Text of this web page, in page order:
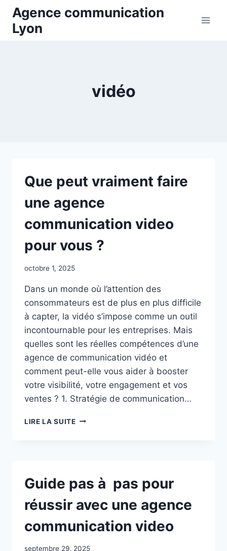
Aller
contenu
Agence communication
Lyon
vidéo
Que peut vraiment faire
une agence
communication video
pour vous ?
octobre 1, 2025
Dans un monde où l’attention des
consommateurs est de plus en plus difficile
à capter, la vidéo s’impose comme un outil
incontournable pour les entreprises. Mais
quelles sont les réelles compétences d’une
agence de communication vidéo et
comment peut-elle vous aider à booster
votre visibilité, votre engagement et vos
ventes ? 1. Stratégie de communication…
LIRE LA SUITEQUE
COMMUNICATION
POUR
?
Guide pas à pas pour
réussir avec une agence
communication video
septembre 29, 2025